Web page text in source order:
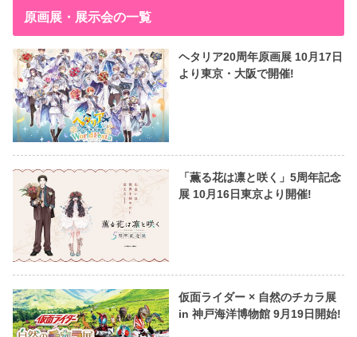
原画展・展示会の一覧
ヘタリア20周年原画展 10月17日
より東京・大阪で開催!
「薫る花は凛と咲く」5周年記念
展 10月16日東京より開催!
仮面ライダー × 自然のチカラ展
in 神戸海洋博物館 9月19日開始!